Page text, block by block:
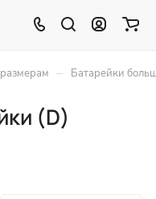
– Батарейки
(D)